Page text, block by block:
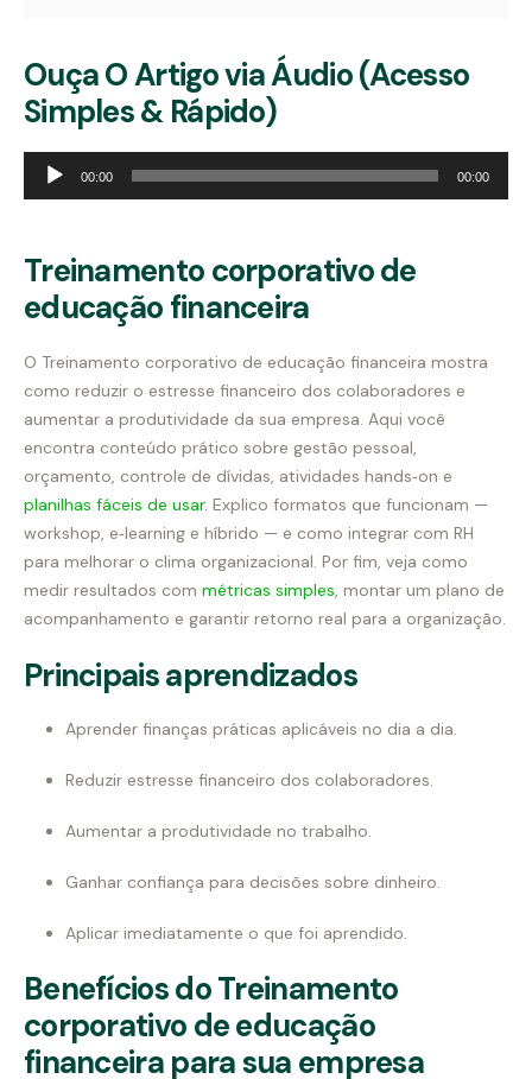
Ouça O Artigo via Áudio (Acesso
Simples & Rápido)
Tocador
00:00 00:00
Treinamento corporativo de
educação financeira
O Treinamento corporativo de educação financeira mostra
como reduzir o estresse financeiro dos colaboradores e
aumentar a produtividade da sua empresa. Aqui você
encontra conteúdo prático sobre gestão pessoal,
orçamento, controle de dívidas, atividades hands‑on e
planilhas fáceis de usar. Explico formatos que funcionam —
workshop, e‑learning e híbrido — e como integrar com RH
para melhorar o clima organizacional. Por fim, veja como
medir resultados com métricas simples, montar um plano de
acompanhamento e garantir retorno real para a organização.
Principais aprendizados
Aprender finanças práticas aplicáveis no dia a dia.
Reduzir estresse financeiro dos colaboradores.
Aumentar a produtividade no trabalho.
Ganhar confiança para decisões sobre dinheiro.
Aplicar imediatamente o que foi aprendido.
Benefícios do Treinamento
corporativo de educação
financeira para sua empresa